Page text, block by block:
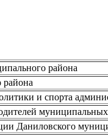
района
района
и спорта
Даниловского